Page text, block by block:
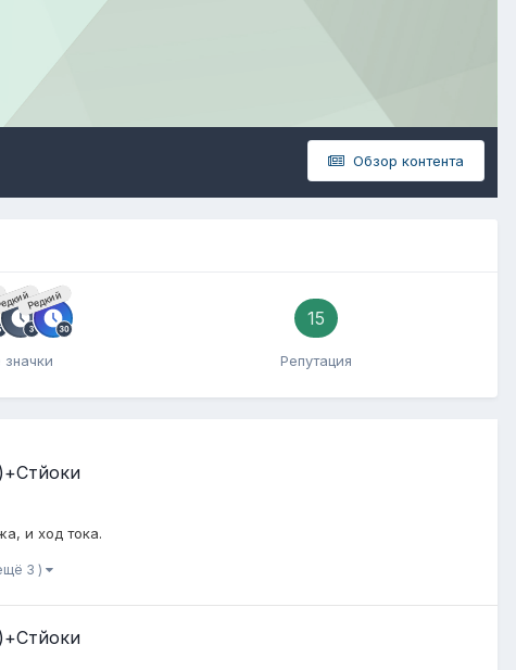
Обзор контента
Редкий
15
Репутация
и ход тока.
3 )